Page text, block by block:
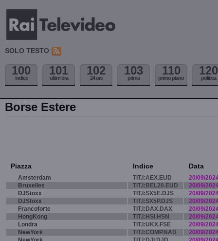
SOLO TESTO
100
indice
101
ultim'ora
102
24 ore
103
prima
110
primo piano
120
politica
Borse Estere
Piazza Indice Data
Amsterdam TIT.I:AEX.EUD
20/09/
Bruxelles
TIT.I:BEL20.EUD
20/09/
DJStoxx
TIT.I:SX5E.DJS
20/09/
DJStoxx
TIT.I:SX5P.DJS
20/09/
Francoforte
TIT.I:DAX.DAX
20/09/
HongKong
TIT.I:HSI.HSN
20/09/
Londra
TIT.I:UKX.FSE
20/09/
NewYork
TIT.I:COMP.NAD
20/09/